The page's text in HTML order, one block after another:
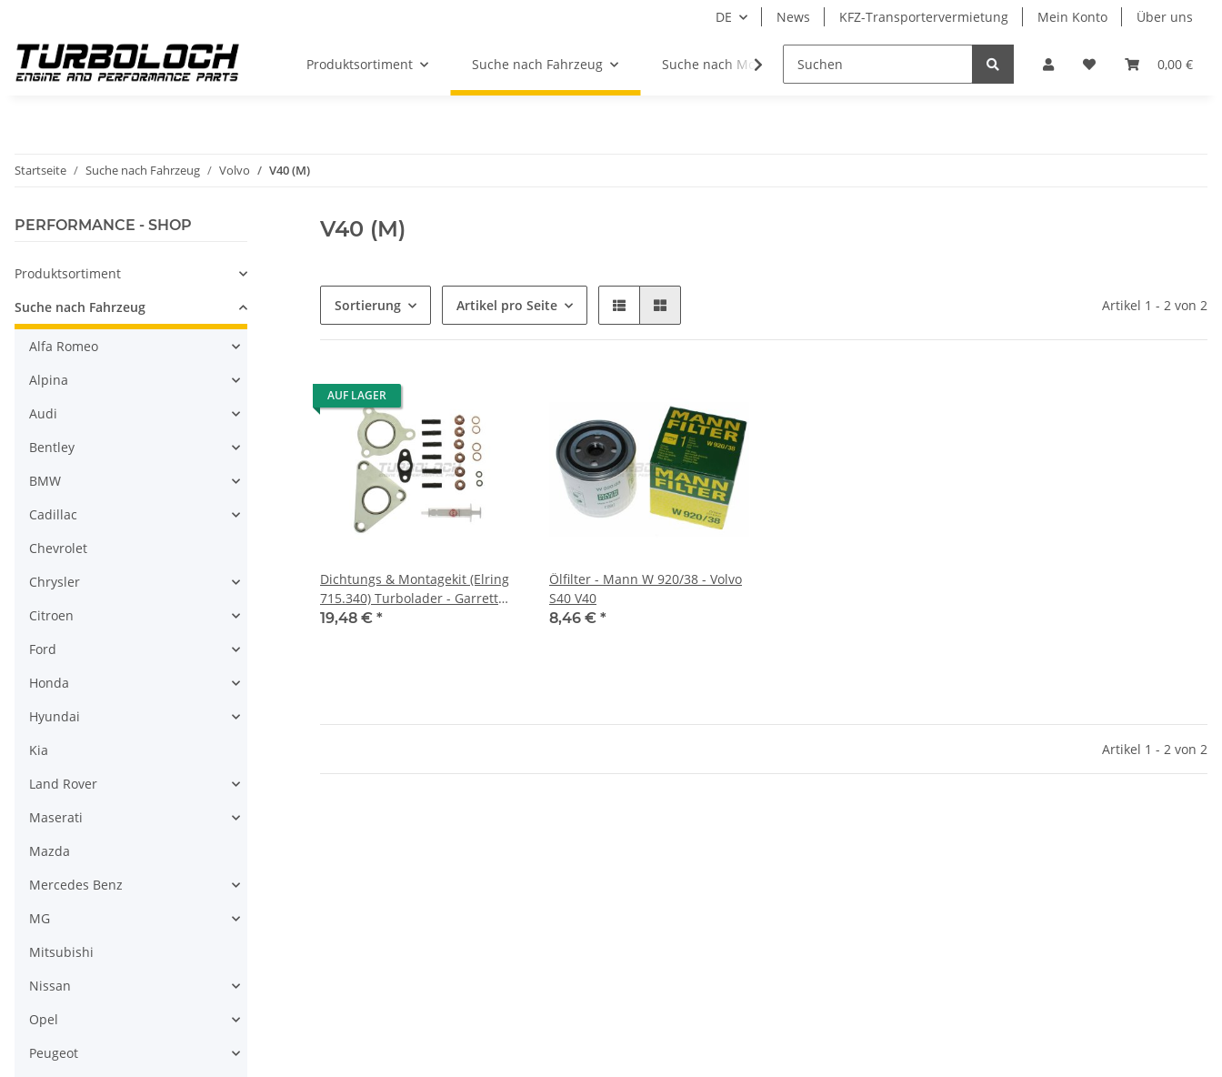
DE News KFZ-Transportervermietung Mein Konto Über uns
0,00 €
Produktsortiment Suche nach Fahrzeug Suche nach Motor Sonderangebote Merchandising
Startseite Suche nach Fahrzeug Volvo V40 (M)
V40 (M)
Sortierung Artikel pro Seite Artikel 1 - 2 von 2
AUF LAGER
Dichtungs & Montagekit (Elring
715.340) Turbolader - Garrett
GT1749V - Mitsubishi, Nísan,
19,48 € *
Ölfilter - Mann W 920/38 - Volvo
S40 V40
8,46 € *
Artikel 1 - 2 von 2
PERFORMANCE - SHOP
Produktsortiment
Suche nach Fahrzeug
Alfa Romeo
Alpina
Audi
Bentley
BMW
Cadillac
Chevrolet
Chrysler
Citroen
Ford
Honda
Hyundai
Kia
Land Rover
Maserati
Mazda
Mercedes Benz
MG
Mitsubishi
Nissan
Opel
Peugeot